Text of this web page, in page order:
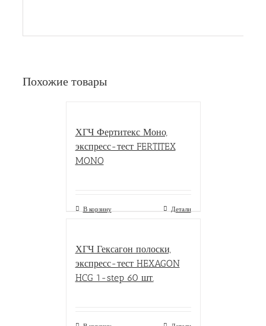
Похожие товары
ХГЧ Фертитекс Моно,
экспресс-тест FERTITEX
MONO
В корзину Детали
ХГЧ Гексагон полоски,
экспресс-тест HEXAGON
HCG 1-step 60 шт.